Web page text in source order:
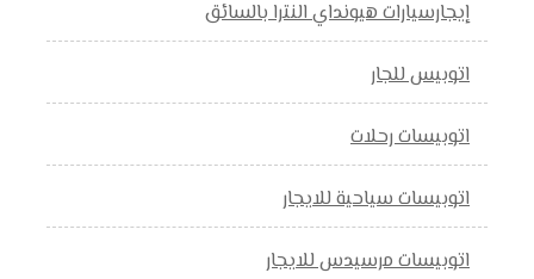
إيجارسيارات هيونداي النترا بالسائق
اتوبيس للجار
اتوبيسات رحلات
اتوبيسات سياحية للايجار
اتوبيسات مرسيدس للايجار